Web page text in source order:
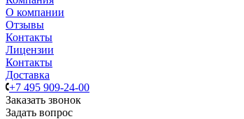
О компании
Отзывы
Контакты
Лицензии
Контакты
Доставка
+7 495 909-24-00
Заказать звонок
Задать вопрос